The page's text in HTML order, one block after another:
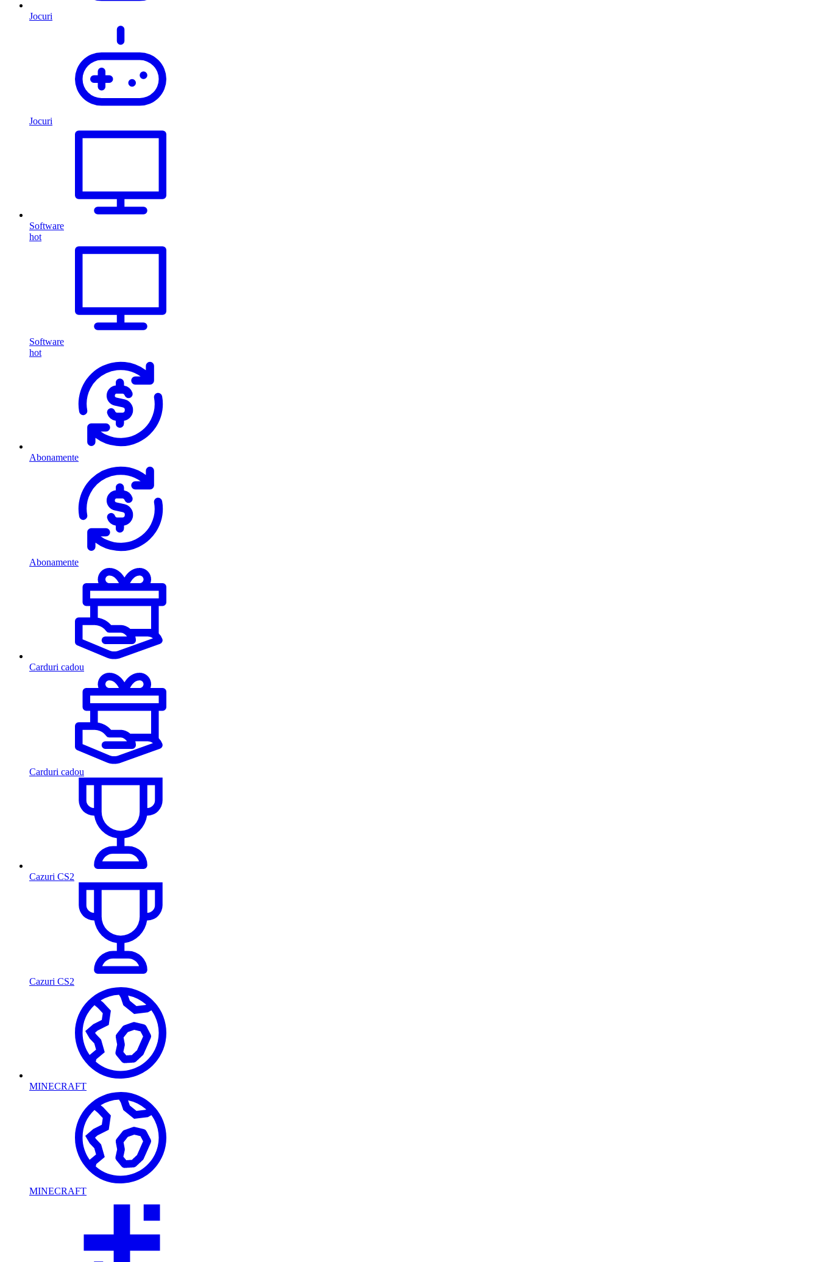
Jocuri
Jocuri
Software
hot
Software
hot
Abonamente
Abonamente
Carduri cadou
Carduri cadou
Cazuri CS2
Cazuri CS2
MINECRAFT
MINECRAFT